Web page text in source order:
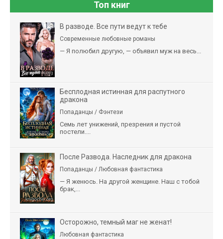
Топ книг
В разводе. Все пути ведут к тебе
Современные любовные романы
— Я полюбил другую, — объявил муж на весь...
Бесплодная истинная для распутного
дракона
Попаданцы / Фэнтези
Семь лет унижений, презрения и пустой
постели....
После Развода. Наследник для дракона
Попаданцы / Любовная фантастика
— Я женюсь. На другой женщине. Наш с тобой
брак,...
Осторожно, темный маг не женат!
Любовная фантастика